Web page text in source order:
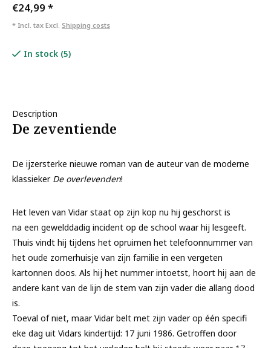
€24,99*
* Incl. tax Excl. Shipping costs
In stock (5)
Description
De zeventiende
De ijzersterke nieuwe roman van de auteur van de moderne
klassieker De overlevenden!
Het leven van Vidar staat op zijn kop nu hij geschorst is
na een gewelddadig incident op de school waar hij lesgeeft.
Thuis vindt hij tijdens het opruimen het telefoonnummer van
het oude zomerhuisje van zijn familie in een vergeten
kartonnen doos. Als hij het nummer intoetst, hoort hij aan de
andere kant van de lijn de stem van zijn vader die allang dood
is.
Toeval of niet, maar Vidar belt met zijn vader op één specifi
eke dag uit Vidars kindertijd: 17 juni 1986. Getroffen door